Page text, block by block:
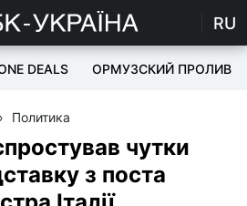
RU
DEALS ОРМУЗСКИЙ ПРОЛИВ
Политика
чутки
з поста